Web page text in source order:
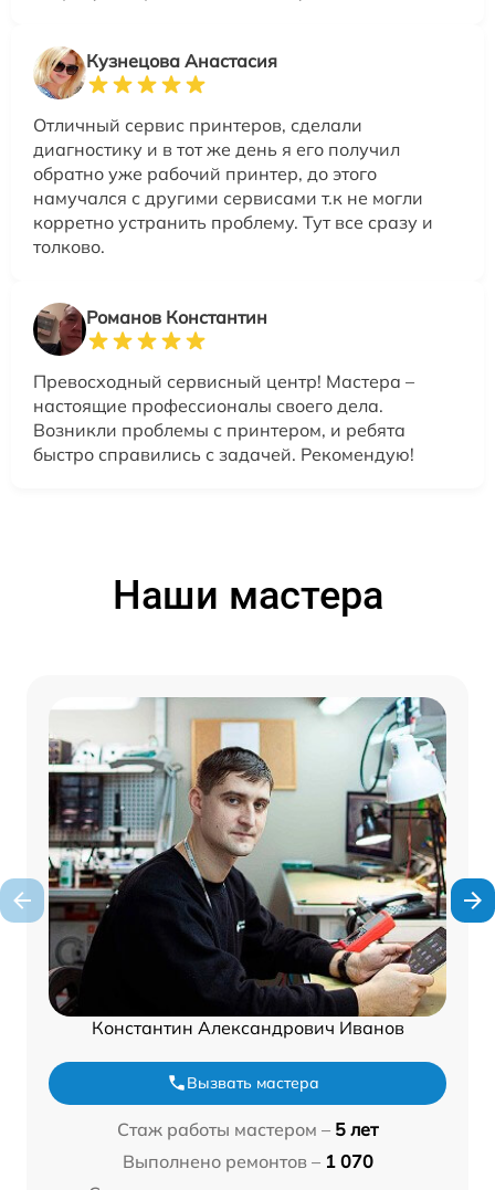
Кузнецова Анастасия
Отличный сервис принтеров, сделали
диагностику и в тот же день я его получил
обратно уже рабочий принтер, до этого
намучался с другими сервисами т.к не могли
корретно устранить проблему. Тут все сразу и
толково.
Романов Константин
Превосходный сервисный центр! Мастера –
настоящие профессионалы своего дела.
Возникли проблемы с принтером, и ребята
быстро справились с задачей. Рекомендую!
Наши мастера
Константин Александрович Иванов
Вызвать мастера
Стаж работы мастером – 5 лет
Выполнено ремонтов – 1 070